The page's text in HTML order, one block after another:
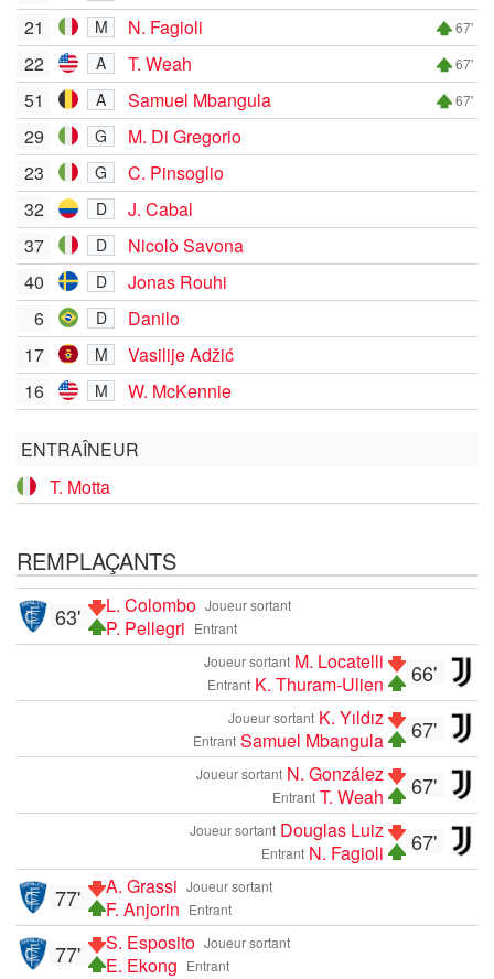
21
M N. Fagioli 67'
22 A T. Weah 67'
51 A Samuel Mbangula 67'
29 G
M. Di Gregorio
23
G
C. Pinsoglio
32
D
J. Cabal
37
D
Nicolò Savona
40
D
Jonas Rouhi
6
D
Danilo
17
M
Vasilije Adžić
16
M W. McKennie
ENTRAÎNEUR
T. Motta
REMPLAÇANTS
Joueur sortant
L. Colombo
Entrant
P. Pellegri
63'
66'
Joueur sortant M. Locatelli
Entrant K. Thuram-Ulien
67'
Joueur sortant K. Yıldız
Entrant Samuel Mbangula
67'
Joueur sortant N. González
Entrant T. Weah
67'
Joueur sortant Douglas Luiz
Entrant N. Fagioli
Joueur sortant
A. Grassi
Entrant
F. Anjorin
77'
Joueur sortant
S. Esposito
Entrant
E. Ekong
77'